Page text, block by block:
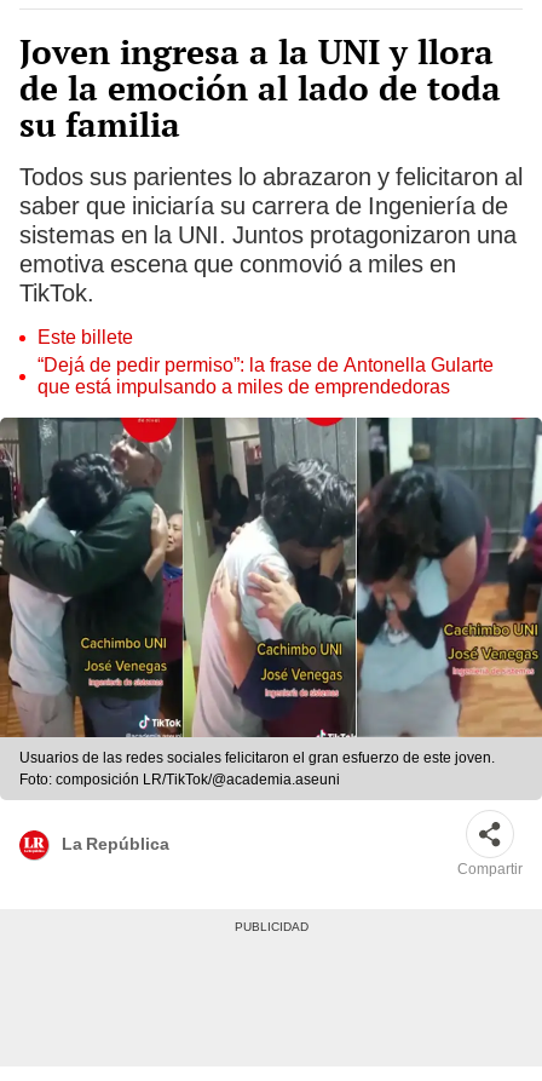
Joven ingresa a la UNI y llora
de la emoción al lado de toda
su familia
Todos sus parientes lo abrazaron y felicitaron al
saber que iniciaría su carrera de Ingeniería de
sistemas en la UNI. Juntos protagonizaron una
emotiva escena que conmovió a miles en
TikTok.
Este billete
“Dejá de pedir permiso”: la frase de Antonella Gularte
que está impulsando a miles de emprendedoras
Usuarios de las redes sociales felicitaron el gran esfuerzo de este joven.
Foto: composición LR/TikTok/@academia.aseuni
La República
Compartir